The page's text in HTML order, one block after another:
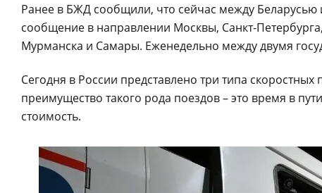
Ранее в БЖД сообщили, что сейчас между Беларусью
сообщение в направлении Москвы, Санкт-
Мурманска и Самары. Еженедельно между двумя
Сегодня в России представлено три типа скоростных
преимущество такого рода поездов – это время в
стоимость.